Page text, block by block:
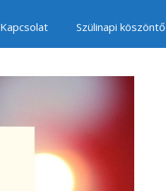
Kapcsolat Szülinapi köszöntő